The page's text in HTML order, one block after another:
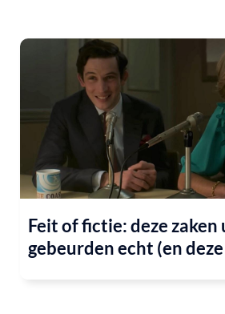
Feit of fictie: deze
gebeurden echt (en